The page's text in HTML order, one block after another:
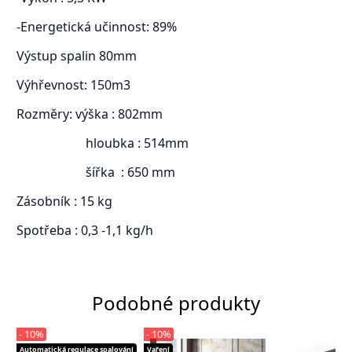
-Energetická učinnost: 89%
Výstup spalin 80mm
Výhřevnost: 150m3
Rozměry: výška : 802mm
hloubka : 514mm
šířka : 650 mm
Zásobník : 15 kg
Spotřeba : 0,3 -1,1 kg/h
Podobné produkty
Automatická regulace spalování
- 10%
Vaření
- 10%